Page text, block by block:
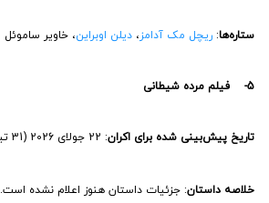
ستاره‌ها: ریچل مک آدامز، دیلن اوبراین، خاویر ساموئل
5- فیلم مرده شیطانی
تاریخ پیش‌بینی شده برای اکران: 22 جولای 2026 (31 تیر 1405)
خلاصه داستان: جزئیات داستان هنوز اعلام نشده است.